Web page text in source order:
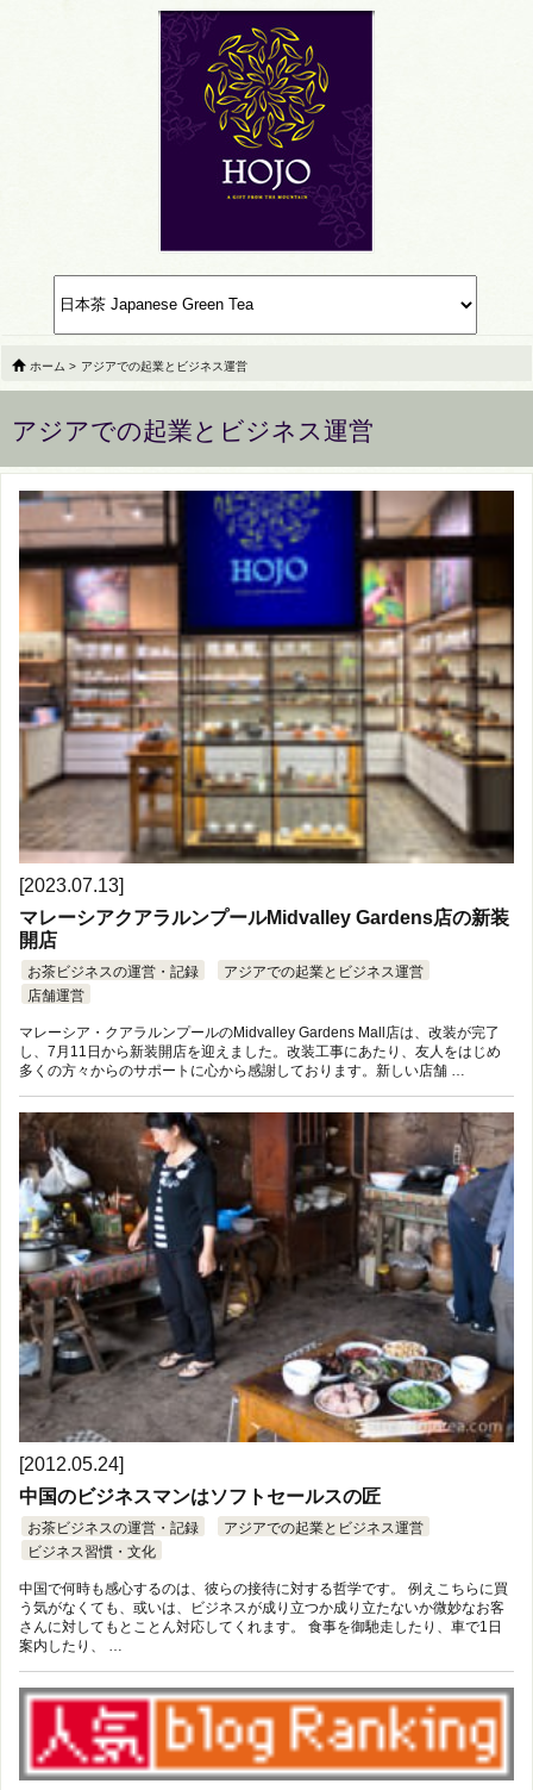
ホーム > アジアでの起業とビジネス運営
アジアでの起業とビジネス運営
[2023.07.13]
マレーシアクアラルンプールMidvalley Gardens店の新装
開店
お茶ビジネスの運営・記録
アジアでの起業とビジネス運営
店舗運営
マレーシア・クアラルンプールのMidvalley Gardens Mall店は、改装が完了
し、7月11日から新装開店を迎えました。改装工事にあたり、友人をはじめ
多くの方々からのサポートに心から感謝しております。新しい店舗 …
[2012.05.24]
中国のビジネスマンはソフトセールスの匠
お茶ビジネスの運営・記録
アジアでの起業とビジネス運営
ビジネス習慣・文化
中国で何時も感心するのは、彼らの接待に対する哲学です。 例えこちらに買
う気がなくても、或いは、ビジネスが成り立つか成り立たないか微妙なお客
さんに対してもとことん対応してくれます。 食事を御馳走したり、車で1日
案内したり、 …